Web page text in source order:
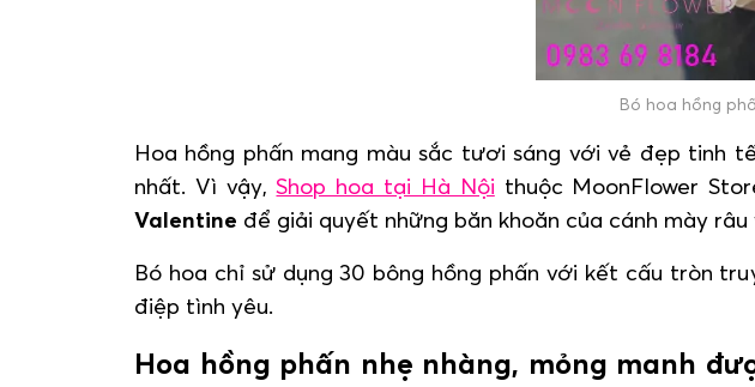
Bó hoa hồng
Hoa hồng phấn mang màu sắc tươi sáng với vẻ đẹp tinh
nhất. Vì vậy,Shop hoa tại Hà Nội thuộc MoonFlower
Valentine để giải quyết những băn khoăn của cánh mày râu
Bó hoa chỉ sử dụng 30 bông hồng phấn với kết cấu tròn
điệp tình yêu.
Hoa hồng phấn nhẹ nhàng, mỏng manh